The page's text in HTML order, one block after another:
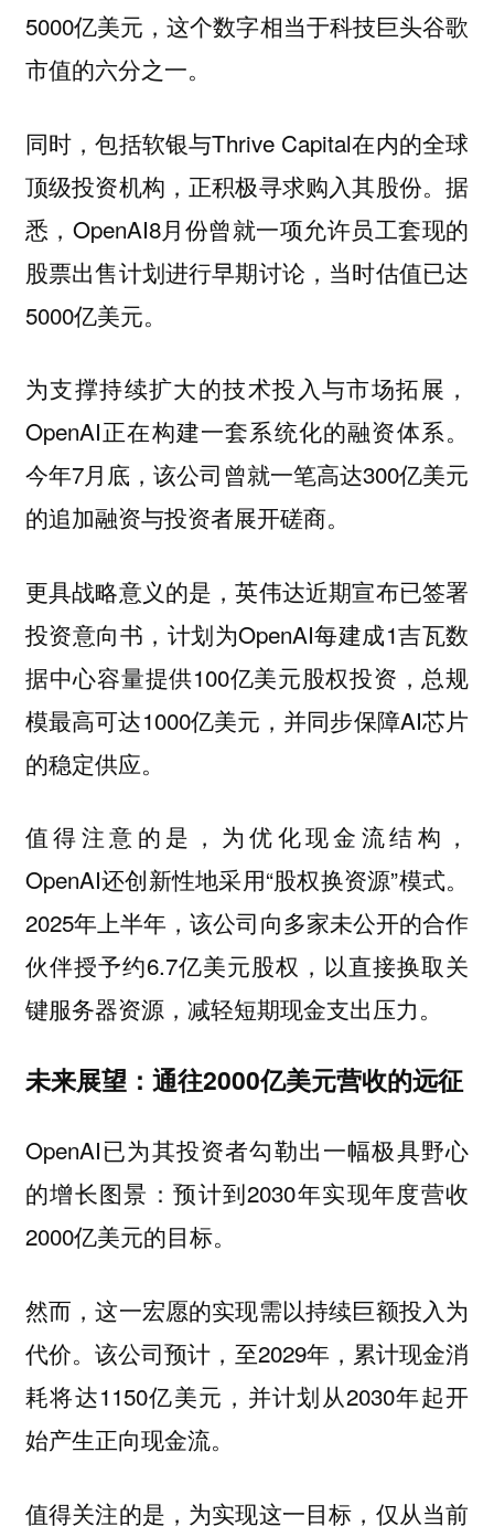
5000亿美元，这个数字相当于科技巨头谷歌
市值的六分之一。
同时，包括软银与Thrive Capital在内的全球
顶级投资机构，正积极寻求购入其股份。据
悉，OpenAI8月份曾就一项允许员工套现的
股票出售计划进行早期讨论，当时估值已达
5000亿美元。
为支撑持续扩大的技术投入与市场拓展，
OpenAI正在构建一套系统化的融资体系。
今年7月底，该公司曾就一笔高达300亿美元
的追加融资与投资者展开磋商。
更具战略意义的是，英伟达近期宣布已签署
投资意向书，计划为OpenAI每建成1吉瓦数
据中心容量提供100亿美元股权投资，总规
模最高可达1000亿美元，并同步保障AI芯片
的稳定供应。
值得注意的是，为优化现金流结构，
OpenAI还创新性地采用“股权换资源”模式。
2025年上半年，该公司向多家未公开的合作
伙伴授予约6.7亿美元股权，以直接换取关
键服务器资源，减轻短期现金支出压力。
未来展望：通往2000亿美元营收的远征
OpenAI已为其投资者勾勒出一幅极具野心
的增长图景：预计到2030年实现年度营收
2000亿美元的目标。
然而，这一宏愿的实现需以持续巨额投入为
代价。该公司预计，至2029年，累计现金消
耗将达1150亿美元，并计划从2030年起开
始产生正向现金流。
值得关注的是，为实现这一目标，仅从当前